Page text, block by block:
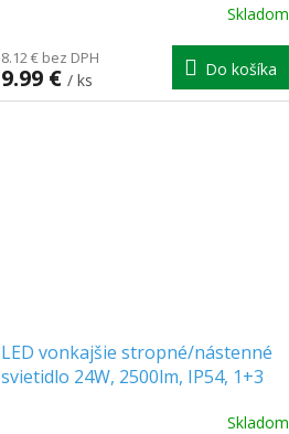
Skladom
8.12 € bez DPH
9.99 € / ks
Do košíka
LED vonkajšie stropné/nástenné
svietidlo 24W, 2500lm, IP54, 1+3
Skladom